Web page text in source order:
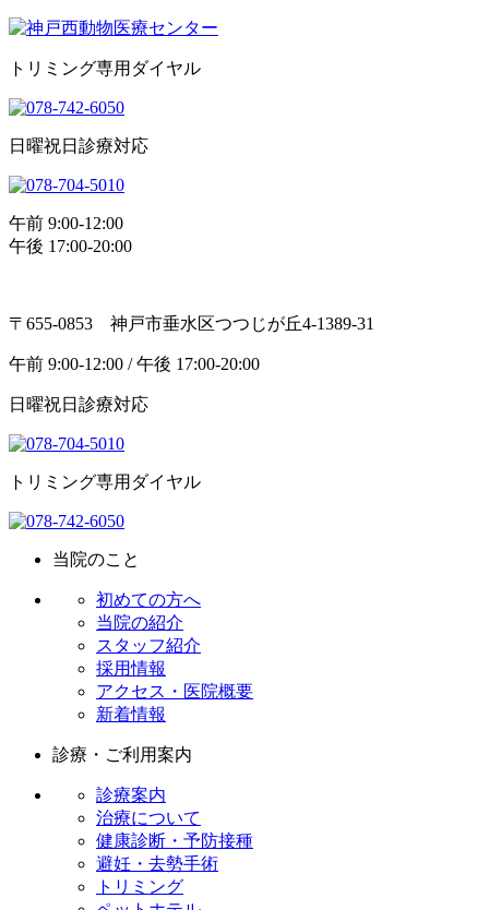
トリミング専用ダイヤル
日曜祝日診療対応
午前 9:00-12:00
午後 17:00-20:00
〒655-0853 神戸市垂水区つつじが丘4-1389-31
午前 9:00-12:00 / 午後 17:00-20:00
日曜祝日診療対応
トリミング専用ダイヤル
当院のこと
初めての方へ
当院の紹介
スタッフ紹介
採用情報
アクセス・医院概要
新着情報
診療・ご利用案内
診療案内
治療について
健康診断・予防接種
避妊・去勢手術
トリミング